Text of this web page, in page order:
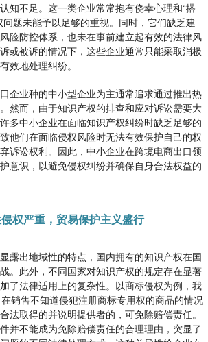
知不足。这一类企业常常抱有侥幸心理和“搭
问题未能予以足够的重视。同时，它们缺乏建
险防控体系，也未在事前建立起有效的法律风
或被诉的情况下，这些企业通常只能采取消极
效地处理纠纷。
企业种的中小型企业为主通常追求通过推出热
然而，由于知识产权的排查和应对诉讼需要大
多中小企业在面临知识产权纠纷时缺乏足够的
他们在面临侵权风险时无法有效保护自己的权
诉讼权利。因此，中小企业在跨境电商出口领
意识，以避免侵权纠纷并确保自身合法权益的
权严重，贸易保护主义盛行
露出地域性的特点，国内拥有的知识产权在国
。此外，不同国家对知识产权的规定存在显著
了法律适用上的复杂性。以商标侵权为例，我
销售不知道侵犯注册商标专用权的商品的情况
法取得的并说明提供者的，可免除赔偿责任。
并不能成为免除赔偿责任的合理理由，突显了